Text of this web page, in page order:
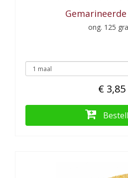
ong. 125
€ 3,85